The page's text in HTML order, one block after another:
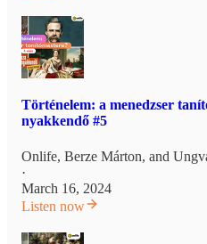
Történelem: a menedzser
nyakkendő #5
Onlife, Berze Márton, and
·
March 16, 2024
Listen now